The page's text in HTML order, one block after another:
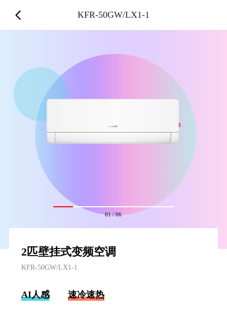
01/06
2匹壁挂式变频空调
KFR-50GW/LX1-1
AI人感 速冷速热
KFR-50GW/LX1-1